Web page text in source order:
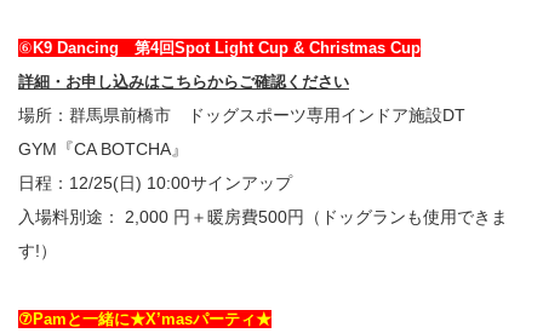
⑥ K9 Dancing 第4回Spot Light Cup & Christmas Cup
詳細・お申し込みはこちらからご確認ください
場所：群馬県前橋市 ドッグスポーツ専用インドア施設DT
GYM『CA BOTCHA』
日程：12/25(日) 10:00サインアップ
⼊場料別途： 2,000 円＋暖房費500円（ドッグランも使用できま
す!）
⑦Pamと一緒に★X’masパーティ★